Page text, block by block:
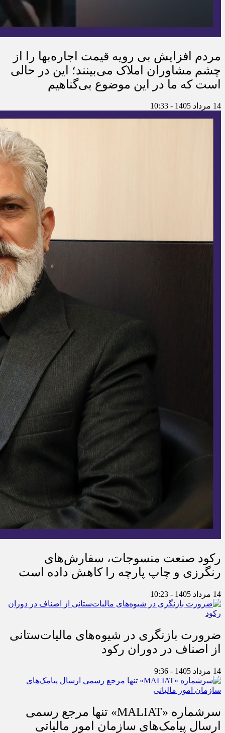
مردم افزایش بی رویه قیمت اجاره‌بها را از
چشم مشاوران املاک می‌بینند؛ این در حالی
است که ما در این موضوع بی‌گناهیم
14 مرداد 1405 - 10:33
رکود صنعت منسوجات، سفارش‌های
رنگرزی و چاپ پارچه را کاهش داده است
14 مرداد 1405 - 10:23
ضرورت بازنگری در شیوه‌های مالیات‌ستانی
از اصناف در دوران رکود
14 مرداد 1405 - 9:36
سرشماره «MALIAT» تنها مرجع رسمی
ارسال پیامک‌های سازمان امور مالیاتی